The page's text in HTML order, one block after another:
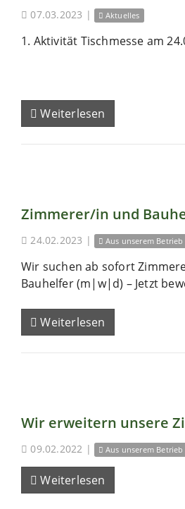
07.03.2023 | Aktuelles
1. Aktivität Tischmesse am
Weiterlesen
Zimmerer/in und
24.02.2023 | Aus unserem Betrieb
Wir suchen ab sofort
Bauhelfer (m|w|d) – Jetzt
Weiterlesen
Wir erweitern unsere
09.02.2022 | Aus unserem Betrieb
Weiterlesen